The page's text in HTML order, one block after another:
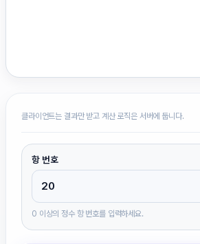
클라이언트는 결과만 받고 계산 로직은 서버에 둡니다.
항 번호
0 이상의 정수 항 번호를 입력하세요.